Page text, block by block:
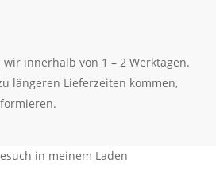
innerhalb von 1 – 2 Werktagen.
längeren Lieferzeiten kommen,
in meinem Laden